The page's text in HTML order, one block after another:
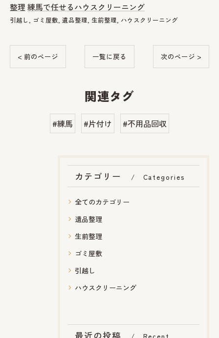
整理 練馬で任せるハウスクリーニング
引越し ゴミ屋敷 遺品整理 生前整理 ハウスクリーニング
< 前のページ 一覧に戻る 次のページ >
関連タグ
#練馬 #片付け #不用品回収
カテゴリー Categories
全てのカテゴリー
遺品整理
生前整理
ゴミ屋敷
引越し
ハウスクリーニング
最近の投稿
Recent